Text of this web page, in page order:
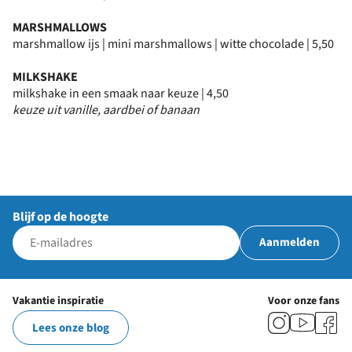
MARSHMALLOWS
marshmallow ijs | mini marshmallows | witte chocolade | 5,50
MILKSHAKE
milkshake in een smaak naar keuze | 4,50
keuze uit vanille, aardbei of banaan
Blijf op de hoogte
Aanmelden
Vakantie inspiratie
Lees onze blog
Voor onze fans